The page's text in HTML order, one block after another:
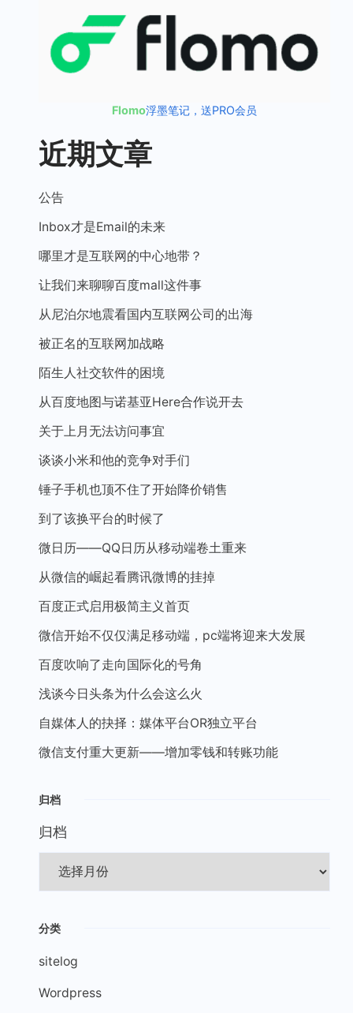
Flomo浮墨笔记，送PRO会员
近期文章
公告
Inbox才是Email的未来
哪里才是互联网的中心地带？
让我们来聊聊百度mall这件事
从尼泊尔地震看国内互联网公司的出海
被正名的互联网加战略
陌生人社交软件的困境
从百度地图与诺基亚Here合作说开去
关于上月无法访问事宜
谈谈小米和他的竞争对手们
锤子手机也顶不住了开始降价销售
到了该换平台的时候了
微日历——QQ日历从移动端卷土重来
从微信的崛起看腾讯微博的挂掉
百度正式启用极简主义首页
微信开始不仅仅满足移动端，pc端将迎来大发展
百度吹响了走向国际化的号角
浅谈今日头条为什么会这么火
自媒体人的抉择：媒体平台OR独立平台
微信支付重大更新——增加零钱和转账功能
归档
归档
分类
sitelog
Wordpress